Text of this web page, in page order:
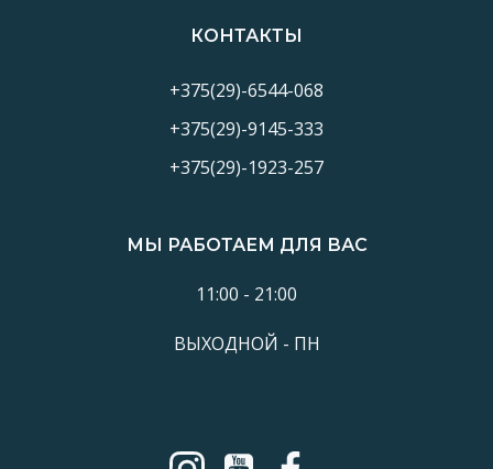
записямКОНТАКТЫ
+375(29)-6544-068
+375(29)-9145-333
+375(29)-1923-257
МЫ РАБОТАЕМ ДЛЯ ВАС
11:00 - 21:00
ВЫХОДНОЙ - ПН